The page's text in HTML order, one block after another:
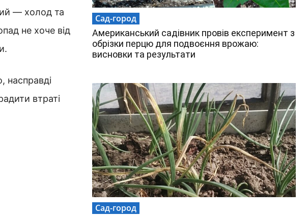
— холод та
не хоче від
насправді
втраті
Сад-город
Американський садівник провів експеримент з
обрізки перцю для подвоєння врожаю:
висновки та результати
Сад-город